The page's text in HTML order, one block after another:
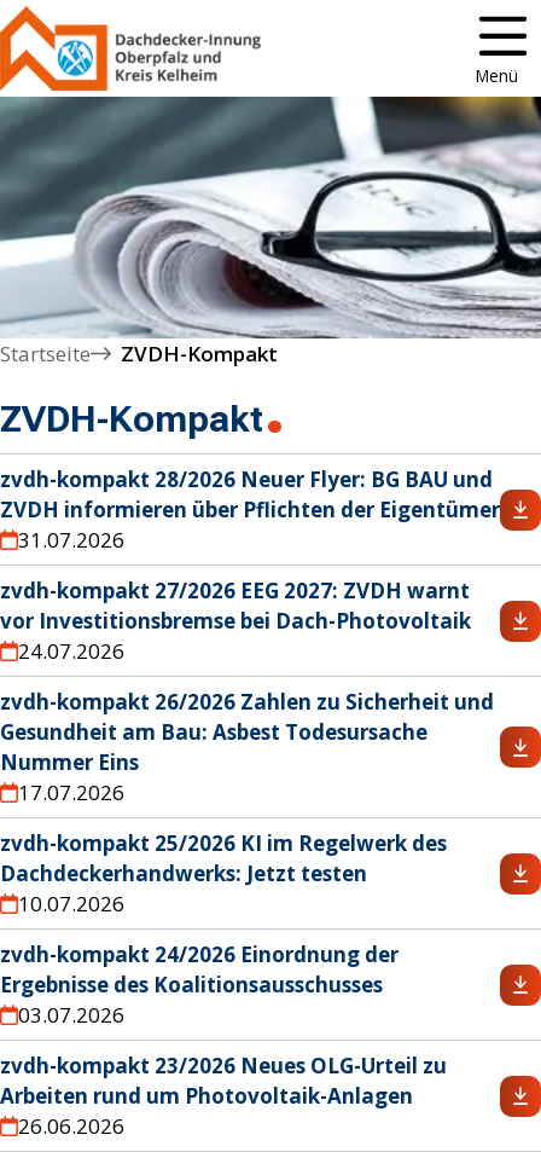
Menü
Startseite ZVDH-Kompakt
ZVDH-Kompakt
zvdh-kompakt 28/2026 Neuer Flyer: BG BAU und
ZVDH informieren über Pflichten der Eigentümer
31.07.2026
zvdh-kompakt 27/2026 EEG 2027: ZVDH warnt
vor Investitionsbremse bei Dach-Photovoltaik
24.07.2026
zvdh-kompakt 26/2026 Zahlen zu Sicherheit und
Gesundheit am Bau: Asbest Todesursache
Nummer Eins
17.07.2026
zvdh-kompakt 25/2026 KI im Regelwerk des
Dachdeckerhandwerks: Jetzt testen
10.07.2026
zvdh-kompakt 24/2026 Einordnung der
Ergebnisse des Koalitionsausschusses
03.07.2026
zvdh-kompakt 23/2026 Neues OLG-Urteil zu
Arbeiten rund um Photovoltaik-Anlagen
26.06.2026